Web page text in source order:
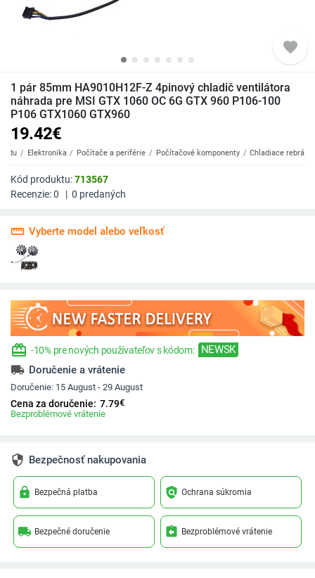
favorite
1 pár 85mm HA9010H12F-Z 4pinový chladič ventilátora
náhrada pre MSI GTX 1060 OC 6G GTX 960 P106-100
P106 GTX1060 GTX960
19.42€
Badu Elektronika Počítače a periférie Počítačové komponenty Chladiace rebrá
Kód produktu:713567
Recenzie:0 | 0 predaných
straighten Vyberte model alebo veľkosť
redeem -10% pre nových používateľov s kódom: NEWSK
local_shipping Doručenie a vrátenie
Doručenie: 15 August - 29 August
Cena za doručenie: 7.79€
Bezproblémové vrátenie
security Bezpečnosť nakupovania
lock Bezpečná platba policy Ochrana súkromia
local_shipping Bezpečné doručenie assignment_return Bezproblémové vrátenie